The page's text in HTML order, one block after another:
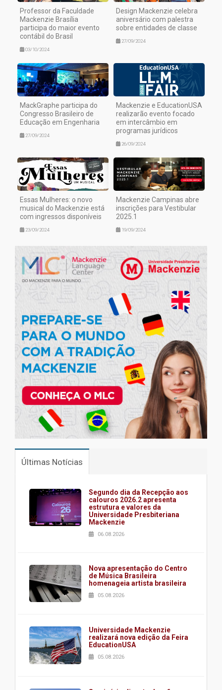
Professor da Faculdade
Mackenzie Brasília
participa do maior evento
contábil do Brasil
03/10/2024
Design Mackenzie celebra
aniversário com palestra
sobre entidades de classe
27/09/2024
MackGraphe participa do
Congresso Brasileiro de
Educação em Engenharia
27/09/2024
Mackenzie e EducationUSA
realizarão evento focado
em intercâmbio em
programas jurídicos
26/09/2024
Essas Mulheres: o novo
musical do Mackenzie está
com ingressos disponíveis
23/09/2024
Mackenzie Campinas abre
inscrições para Vestibular
2025.1
19/09/2024
Últimas Notícias
Segundo dia da Recepção aos
calouros 2026.2 apresenta
estrutura e valores da
Universidade Presbiteriana
Mackenzie
06.08.2026
Nova apresentação do Centro
de Música Brasileira
homenageia artista brasileira
05.08.2026
Universidade Mackenzie
realizará nova edição da Feira
EducationUSA
05.08.2026